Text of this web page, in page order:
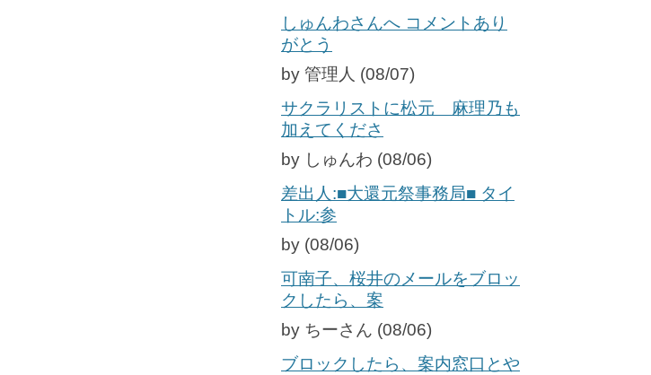
しゅんわさんへ コメントあり
がとう
by 管理人 (08/07)
サクラリストに松元 麻理乃も
加えてくださ
by しゅんわ (08/06)
差出人:■大還元祭事務局■ タイ
トル:参
by (08/06)
可南子、桜井のメールをブロッ
クしたら、案
by ちーさん (08/06)
ブロックしたら、案内窓口とや